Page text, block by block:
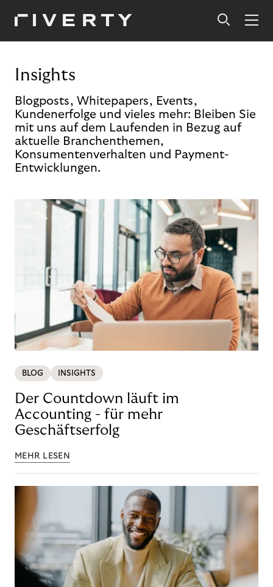
Insights
Blogposts, Whitepapers, Events,
Kundenerfolge und vieles mehr: Bleiben Sie
mit uns auf dem Laufenden in Bezug auf
aktuelle Branchenthemen,
Konsumentenverhalten und Payment-
Entwicklungen.
BLOG INSIGHTS
Der Countdown läuft im
Accounting - für mehr
Geschäftserfolg
MEHR LESEN